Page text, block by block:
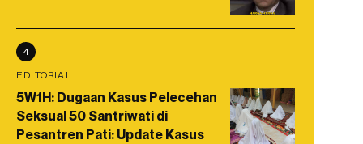
4
EDITORIAL
5W1H: Dugaan Kasus Pelecehan
Seksual 50 Santriwati di
Pesantren Pati: Update Kasus